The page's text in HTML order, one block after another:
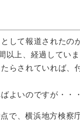
して報道された
上、経過していま
らされていれば
よいのですが・・・
で、横浜地方検察